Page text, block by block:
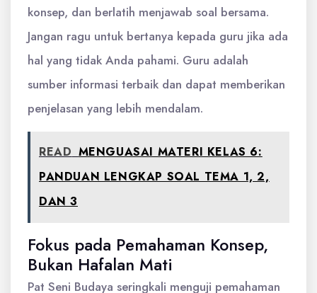
konsep, dan berlatih menjawab soal bersama.
Jangan ragu untuk bertanya kepada guru jika ada
hal yang tidak Anda pahami. Guru adalah
sumber informasi terbaik dan dapat memberikan
penjelasan yang lebih mendalam.
READ MENGUASAI MATERI KELAS 6:
PANDUAN LENGKAP SOAL TEMA 1, 2,
DAN 3
Fokus pada Pemahaman Konsep,
Bukan Hafalan Mati
Pat Seni Budaya seringkali menguji pemahaman